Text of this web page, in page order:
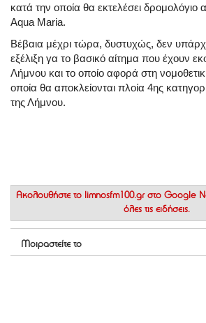
κατά την οποία θα εκτελέσει δρομολόγιο
Aqua Maria.
Βέβαια μέχρι τώρα, δυστυχώς, δεν
εξέλιξη γα το βασικό αίτημα που έχουν
Λήμνου και το οποίο αφορά στη
οποία θα αποκλείονται πλοία 4ης
της Λήμνου.
Ακολουθήστε το limnosfm100.gr στο Google
όλες τις ειδήσεις.
Μοιραστείτε το